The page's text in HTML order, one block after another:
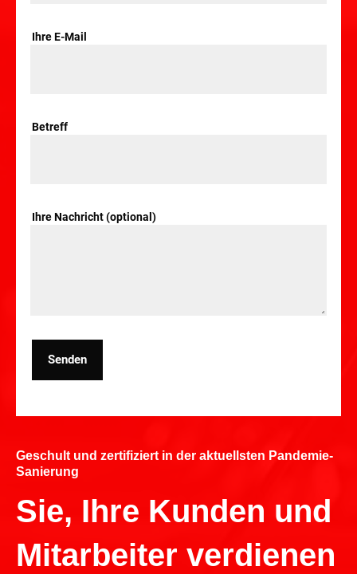
Ihre E-Mail
Betreff
Ihre Nachricht (optional)
Senden
Geschult und zertifiziert in der aktuellsten Pandemie-
Sanierung
Sie, Ihre Kunden und
Mitarbeiter verdienen